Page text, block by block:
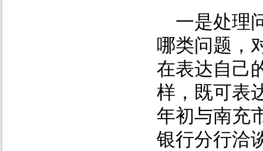
一是处理
哪类问题，
在表达自己
样，既可表
年初与南充
银行分行洽